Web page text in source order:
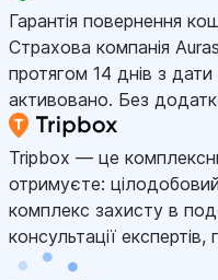
Гарантія повернення
Страхова компанія
протягом 14 днів з
активовано. Без
Tripbox — це
отримуєте:
комплекс захисту в
консультації експертів,